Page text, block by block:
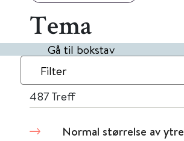
Tema
Gå til bokstav
Filter
487Treff
Normal størrelse av ytre